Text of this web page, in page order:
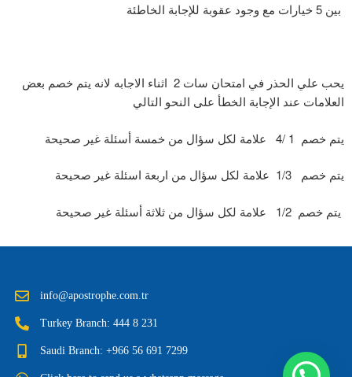
يحب علي الحذر في امتحان سات 2 اثناء الاجابه لانه يتم خصم بعض
العلامات عند الإجابة الخطأ على النحو التالي
يتم خصم 1 /4 علامة لكل سؤال من خمسة أسئلة غير صحيحة
يتم خصم 1/3 علامة لكل سؤال من اربعة اسئلة غير صحيحة
info@apostrophe.com.tr
Turkey Branch: 444 8 231
Saudi Branch: +966 56 691 7299